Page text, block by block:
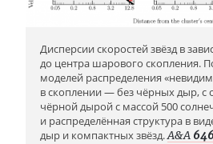
Дисперсии скоростей звёзд в
до центра шарового скопления.
моделей распределения
в скоплении — без чёрных дыр, с
чёрной дырой с массой 500
и распределённая структура в
дыр и компактных звёзд.A&A